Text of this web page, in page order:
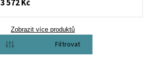
3 572 Kč
Zobrazit více produktů
Otevřít filtr